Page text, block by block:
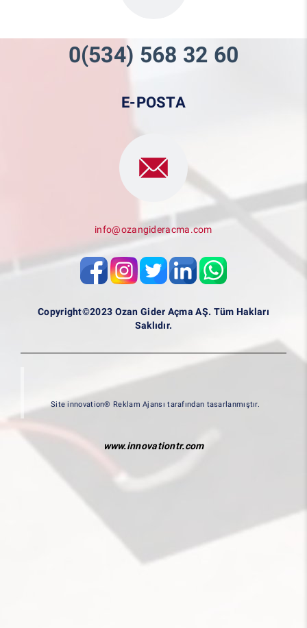
0(534) 568 32 60
E-POSTA
info@ozangideracma.com
Copyright©2023 Ozan Gider Açma AŞ. Tüm Hakları
Saklıdır.
Site innovation® Reklam Ajansı tarafından tasarlanmıştır.
www.innovationtr.com